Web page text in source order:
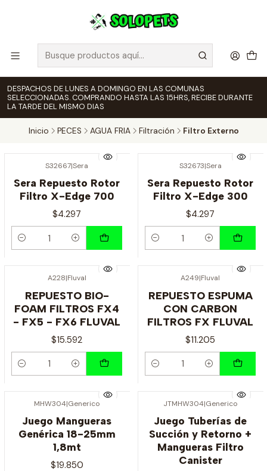
DESPACHOS DE LUNES A DOMINGO EN LAS COMUNAS
SELECCIONADAS. COMPRANDO HASTA LAS 15HRS, RECIBE DURANTE
LA TARDE DEL MISMO DIAS
Inicio PECES AGUA FRIA Filtración Filtro Externo
S32667|Sera
Sera Repuesto Rotor
Filtro X-Edge 700
$4.297
Cantidad
S32673|Sera
Sera Repuesto Rotor
Filtro X-Edge 300
$4.297
Cantidad
A228|Fluval
REPUESTO BIO-
FOAM FILTROS FX4
- FX5 - FX6 FLUVAL
$15.592
Cantidad
A249|Fluval
REPUESTO ESPUMA
CON CARBON
FILTROS FX FLUVAL
$11.205
Cantidad
MHW304|Generico
Juego Mangueras
Genérica 18-25mm
1,8mt
$19.850
JTMHW304|Generico
Juego Tuberías de
Succión y Retorno +
Mangueras Filtro
Canister